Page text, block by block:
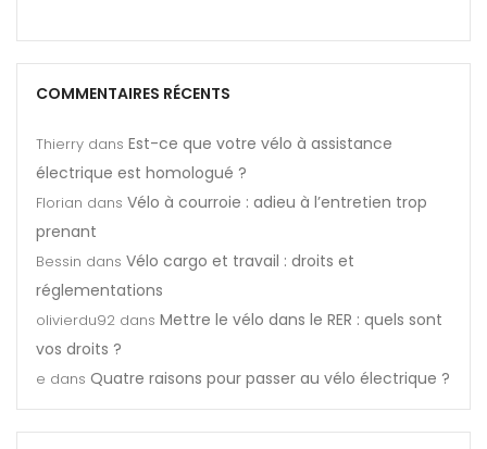
COMMENTAIRES RÉCENTS
Thierry dans Est-ce que votre vélo à assistance
électrique est homologué ?
Florian dans Vélo à courroie : adieu à l’entretien trop
prenant
Bessin dans Vélo cargo et travail : droits et
réglementations
olivierdu92 dans Mettre le vélo dans le RER : quels sont
vos droits ?
e dans Quatre raisons pour passer au vélo électrique ?